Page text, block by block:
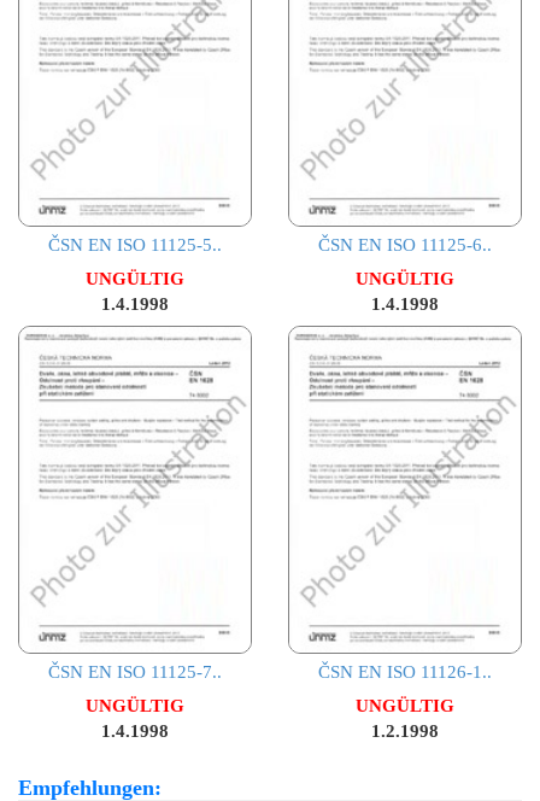
ČSN EN ISO 11125-5..
UNGÜLTIG
1.4.1998
ČSN EN ISO 11125-6..
UNGÜLTIG
1.4.1998
ČSN EN ISO 11125-7..
UNGÜLTIG
1.4.1998
ČSN EN ISO 11126-1..
UNGÜLTIG
1.2.1998
Empfehlungen: